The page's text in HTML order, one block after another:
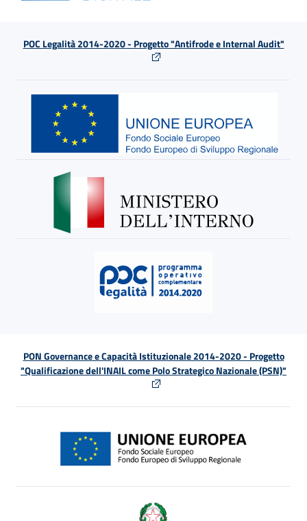
POC Legalità 2014-2020 - Progetto "Antifrode e Internal Audit"
PON Governance e Capacità Istituzionale 2014-2020 - Progetto
"Qualificazione dell'INAIL come Polo Strategico Nazionale (PSN)"